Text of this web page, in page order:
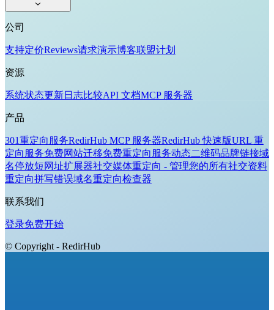
公司
支持定价Reviews请求演示博客联盟计划
资源
系统状态更新日志比较API 文档MCP 服务器
产品
301重定向服务RedirHub MCP 服务器RedirHub 快速版URL 重
定向服务免费网站迁移免费重定向服务动态二维码品牌链接域
名停放短网址扩展器社交媒体重定向 - 管理您的所有社交资料
重定向拼写错误域名重定向检查器
联系我们
登录免费开始
© Copyright - RedirHub